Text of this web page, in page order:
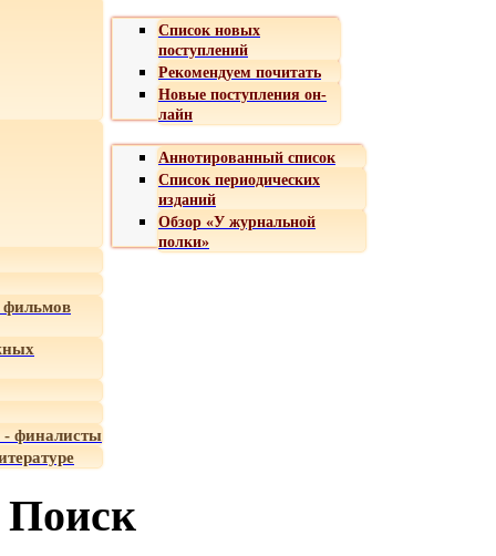
Список новых
поступлений
Рекомендуем почитать
Новые поступления он-
лайн
Аннотированный список
Список периодических
изданий
Обзор «У журнальной
полки»
- финалисты
Поиск